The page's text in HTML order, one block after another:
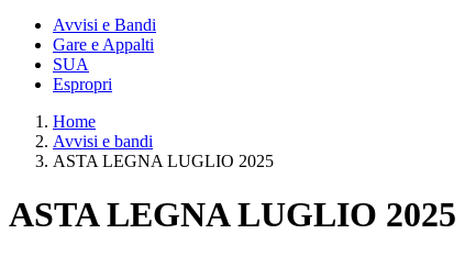
Avvisi e Bandi
Gare e Appalti
SUA
Espropri
Home
Avvisi e bandi
ASTA LEGNA LUGLIO 2025
ASTA LEGNA LUGLIO 2025